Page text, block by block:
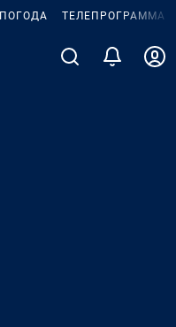
ПОГОДА ТЕЛЕПРОГРАММА